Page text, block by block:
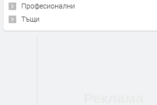
Професионални
Тъщи